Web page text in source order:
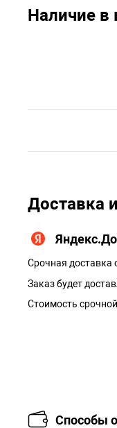
Наличие в
Доставка
Срочная доставка
Заказ будет
Стоимость
Способы